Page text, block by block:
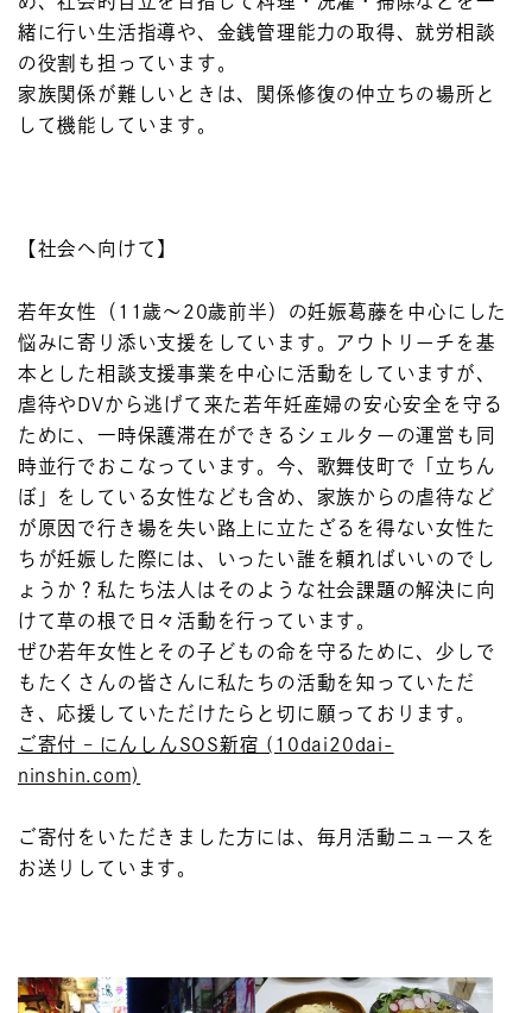
緒に行い生活指導や、金銭管理能力の取得、就労相談
の役割も担っています。
家族関係が難しいときは、関係修復の仲立ちの場所と
して機能しています。
【社会へ向けて】
若年女性（11歳～20歳前半）の妊娠葛藤を中心にした
悩みに寄り添い支援をしています。アウトリーチを基
本とした相談支援事業を中心に活動をしていますが、
虐待やDVから逃げて来た若年妊産婦の安心安全を守る
ために、一時保護滞在ができるシェルターの運営も同
時並行でおこなっています。今、歌舞伎町で「立ちん
ぼ」をしている女性なども含め、家族からの虐待など
が原因で行き場を失い路上に立たざるを得ない女性た
ちが妊娠した際には、いったい誰を頼ればいいのでし
ょうか？私たち法人はそのような社会課題の解決に向
けて草の根で日々活動を行っています。
ぜひ若年女性とその子どもの命を守るために、少しで
もたくさんの皆さんに私たちの活動を知っていただ
き、応援していただけたらと切に願っております。
ご寄付 – にんしんSOS新宿 (10dai20dai-
ninshin.com)
ご寄付をいただきました方には、毎月活動ニュースを
お送りしています。